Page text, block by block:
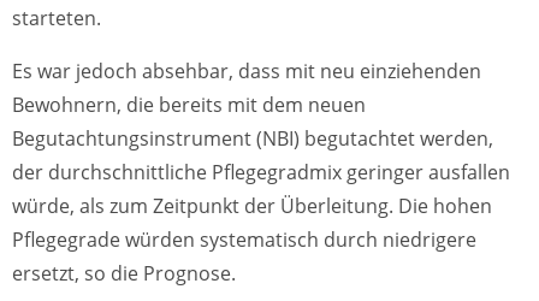
starteten.
Es war jedoch absehbar, dass mit neu einziehenden
Bewohnern, die bereits mit dem neuen
Begutachtungsinstrument (NBI) begutachtet werden,
der durchschnittliche Pflegegradmix geringer ausfallen
würde, als zum Zeitpunkt der Überleitung. Die hohen
Pflegegrade würden systematisch durch niedrigere
ersetzt, so die Prognose.